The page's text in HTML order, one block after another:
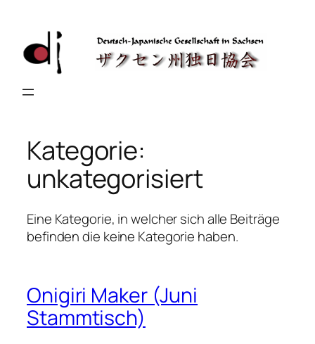
springen
Kategorie:
unkategorisiert
Eine Kategorie, in welcher sich alle Beiträge
befinden die keine Kategorie haben.
Onigiri Maker (Juni
Stammtisch)